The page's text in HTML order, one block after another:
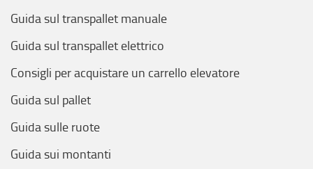
Guida sul transpallet manuale
Guida sul transpallet elettrico
Consigli per acquistare un carrello elevatore
Guida sul pallet
Guida sulle ruote
Guida sui montanti